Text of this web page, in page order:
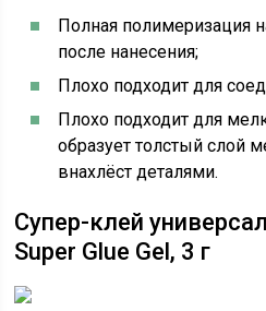
Полная полимеризация
после нанесения;
Плохо подходит для
Плохо подходит для
образует толстый слой
внахлёст деталями.
Супер-клей
Super Glue Gel, 3 г